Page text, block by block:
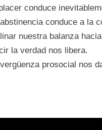
conduce
conduce a la
nuestra balanza
la verdad nos libera.
prosocial nos